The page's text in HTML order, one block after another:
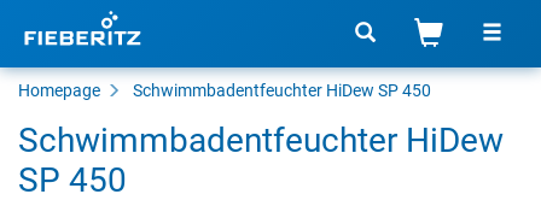
Homepage Schwimmbadentfeuchter HiDew SP 450
Schwimmbadentfeuchter HiDew
SP 450